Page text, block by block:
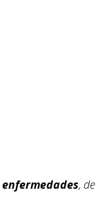
enfermedades, de